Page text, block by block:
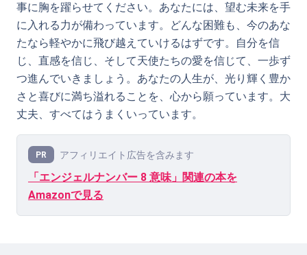
事に胸を躍らせてください。あなたには、望む未来を手
に入れる力が備わっています。どんな困難も、今のあな
たなら軽やかに飛び越えていけるはずです。自分を信
じ、直感を信じ、そして天使たちの愛を信じて、一歩ず
つ進んでいきましょう。あなたの人生が、光り輝く豊か
さと喜びに満ち溢れることを、心から願っています。大
丈夫、すべてはうまくいっています。
PR アフィリエイト広告を含みます
「エンジェルナンバー 8 意味」関連の本を
Amazonで見る